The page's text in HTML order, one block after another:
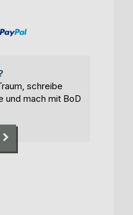
schreibe
und mach mit BoD